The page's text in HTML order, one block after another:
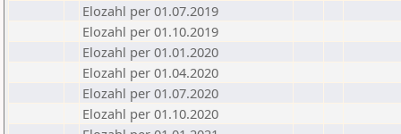
Elozahl per 01.07.2019
Elozahl per 01.10.2019
Elozahl per 01.01.2020
Elozahl per 01.04.2020
Elozahl per 01.07.2020
Elozahl per 01.10.2020